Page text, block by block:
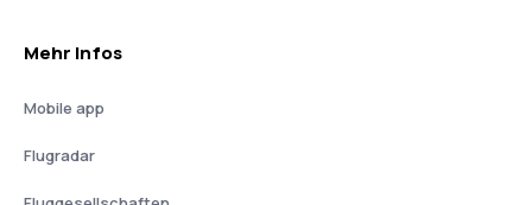
Mehr Infos
Mobile app
Flugradar